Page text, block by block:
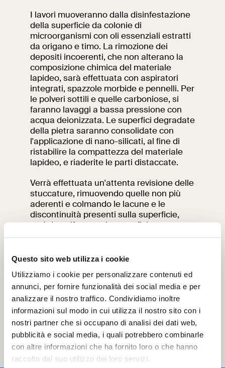
Questo sito web utilizza i cookie
Utilizziamo i cookie per personalizzare contenuti ed
annunci, per fornire funzionalità dei social media e per
analizzare il nostro traffico. Condividiamo inoltre
informazioni sul modo in cui utilizza il nostro sito con i
nostri partner che si occupano di analisi dei dati web,
pubblicità e social media, i quali potrebbero combinarle
con altre informazioni che ha fornito loro o che hanno
raccolto dal suo utilizzo dei loro servizi.
Video
Opere
La collezione
del VIVE
I lavori muoveranno dalla disinfestazione
della superficie da colonie di
microorganismi con oli essenziali estratti
da origano e timo. La rimozione dei
depositi incoerenti, che non alterano la
composizione chimica del materiale
lapideo, sarà effettuata con aspiratori
integrati, spazzole morbide e pennelli. Per
le polveri sottili e quelle carboniose, si
faranno lavaggi a bassa pressione con
acqua deionizzata. Le superfici degradate
della pietra saranno consolidate con
l'applicazione di nano-silicati, al fine di
ristabilire la compattezza del materiale
lapideo, e riaderite le parti distaccate.
Verrà effettuata un'attenta revisione delle
stuccature, rimuovendo quelle non più
aderenti e colmando le lacune e le
discontinuità presenti sulla superficie,
così da uniformare la superficie e
renderla più resistente agli agenti di
biologici, nonché infiltrazioni di acqua). Al
verranno applicati dei polisilossani per
proteggere le superfici eccessivamente
porose esposte agli agenti atmosferici,
all'umidità da condensa o ai
microrganismi animali e vegetali. Questo
trattamento modificherà la tensione
superficiale del sottofondo in modo tale
che la pioggia non penetri nella superficie
verticale, ma scorra su di essa.